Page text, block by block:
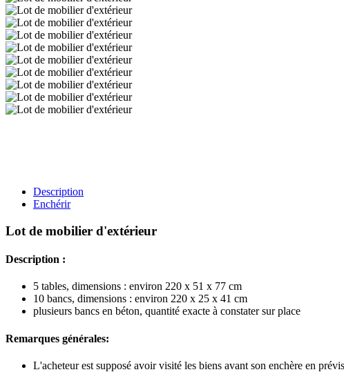
Description
Enchérir
Lot de mobilier d'extérieur
Description :
5 tables, dimensions : environ 220 x 51 x 77 cm
10 bancs, dimensions : environ 220 x 25 x 41 cm
plusieurs bancs en béton, quantité exacte à constater sur place
Remarques générales:
L'acheteur est supposé avoir visité les biens avant son enchère en